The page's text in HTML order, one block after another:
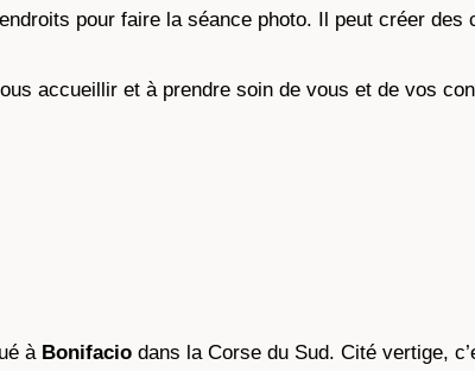
pour faire la séance photo. Il peut créer des
accueillir et à prendre soin de vous et de vos
à Bonifacio dans la Corse du Sud. Cité vertige,